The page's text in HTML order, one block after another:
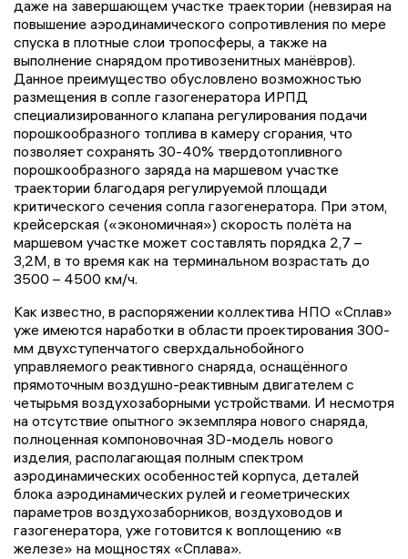
даже на завершающем участке траектории (невзирая на
повышение аэродинамического сопротивления по мере
спуска в плотные слои тропосферы, а также на
выполнение снарядом противозенитных манёвров).
Данное преимущество обусловлено возможностью
размещения в сопле газогенератора ИРПД
специализированного клапана регулирования подачи
порошкообразного топлива в камеру сгорания, что
позволяет сохранять 30-40% твердотопливного
порошкообразного заряда на маршевом участке
траектории благодаря регулируемой площади
критического сечения сопла газогенератора. При этом,
крейсерская («экономичная») скорость полёта на
маршевом участке может составлять порядка 2,7 –
3,2М, в то время как на терминальном возрастать до
3500 – 4500 км/ч.
Как известно, в распоряжении коллектива НПО «Сплав»
уже имеются наработки в области проектирования 300-
мм двухступенчатого сверхдальнобойного
управляемого реактивного снаряда, оснащённого
прямоточным воздушно-реактивным двигателем с
четырьмя воздухозаборными устройствами. И несмотря
на отсутствие опытного экземпляра нового снаряда,
полноценная компоновочная 3D-модель нового
изделия, располагающая полным спектром
аэродинамических особенностей корпуса, деталей
блока аэродинамических рулей и геометрических
параметров воздухозаборников, воздуховодов и
газогенератора, уже готовится к воплощению «в
железе» на мощностях «Сплава».